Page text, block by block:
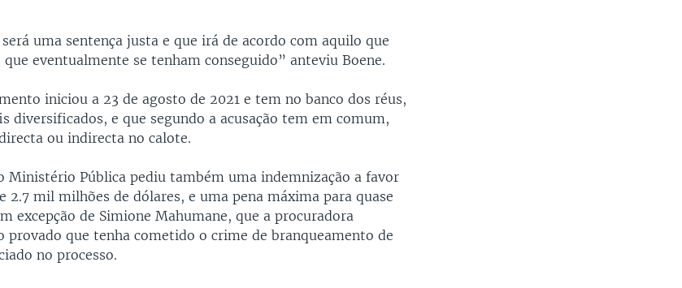
uma sentença justa e que irá de acordo com aquilo que
eventualmente se tenham conseguido” anteviu Boene.
iniciou a 23 de agosto de 2021 e tem no banco dos réus,
diversificados, e que segundo a acusação tem em comum,
ou indirecta no calote.
Ministério Pública pediu também uma indemnização a favor
2.7 mil milhões de dólares, e uma pena máxima para quase
excepção de Simione Mahumane, que a procuradora
provado que tenha cometido o crime de branqueamento de
no processo.